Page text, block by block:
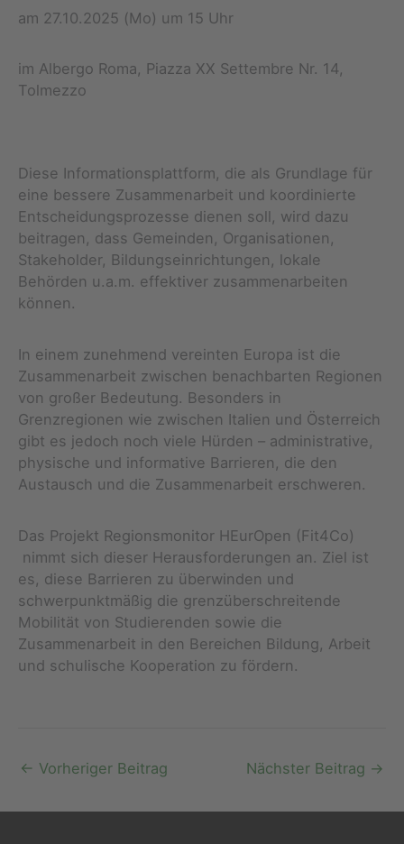
am 27.10.2025 (Mo) um 15 Uhr
im Albergo Roma, Piazza XX Settembre Nr. 14,
Tolmezzo
Diese Informationsplattform, die als Grundlage für
eine bessere Zusammenarbeit und koordinierte
Entscheidungsprozesse dienen soll, wird dazu
beitragen, dass Gemeinden, Organisationen,
Stakeholder, Bildungseinrichtungen, lokale
Behörden u.a.m. effektiver zusammenarbeiten
können.
In einem zunehmend vereinten Europa ist die
Zusammenarbeit zwischen benachbarten Regionen
von großer Bedeutung. Besonders in
Grenzregionen wie zwischen Italien und Österreich
gibt es jedoch noch viele Hürden – administrative,
physische und informative Barrieren, die den
Austausch und die Zusammenarbeit erschweren.
Das Projekt Regionsmonitor HEurOpen (Fit4Co)
nimmt sich dieser Herausforderungen an. Ziel ist
es, diese Barrieren zu überwinden und
schwerpunktmäßig die grenzüberschreitende
Mobilität von Studierenden sowie die
Zusammenarbeit in den Bereichen Bildung, Arbeit
und schulische Kooperation zu fördern.
← Vorheriger Beitrag Nächster Beitrag →